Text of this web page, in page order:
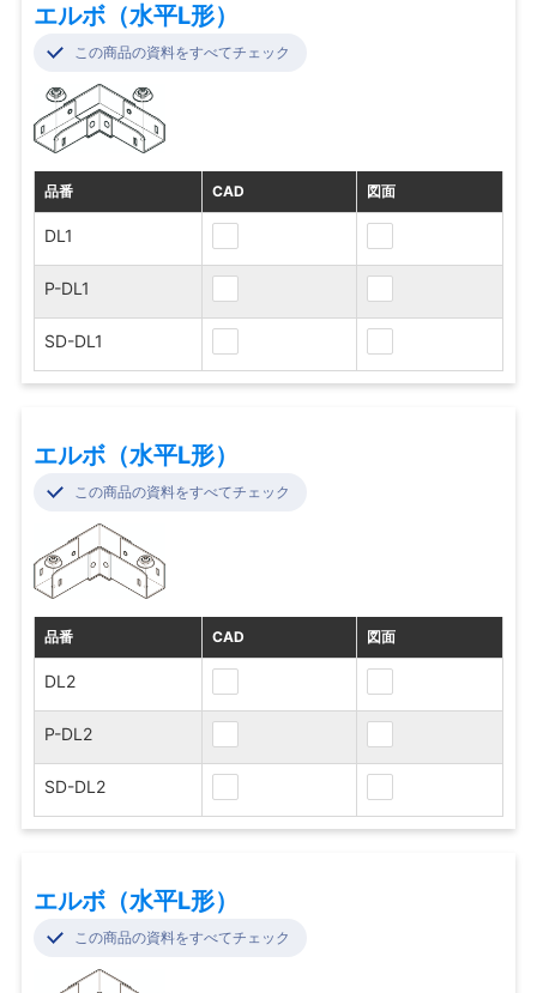
エルボ（水平L形）
この商品の資料をすべてチェック
品番 CAD 図面
DL1
P-DL1
SD-DL1
エルボ（水平L形）
この商品の資料をすべてチェック
品番 CAD 図面
DL2
P-DL2
SD-DL2
エルボ（水平L形）
この商品の資料をすべてチェック